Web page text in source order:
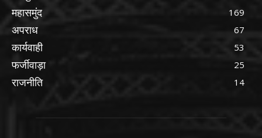
महासमुंद 169
अपराध 67
कार्यवाही 53
फर्जीवाड़ा 25
राजनीति 14